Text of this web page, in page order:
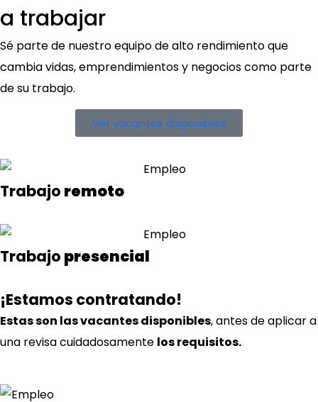
a trabajar
Sé parte de nuestro equipo de alto rendimiento que
cambia vidas, emprendimientos y negocios como parte
de su trabajo.
Ver vacantes disponibles
Trabajo remoto
Trabajo presencial
¡Estamos contratando!
Estas son las vacantes disponibles, antes de aplicar a
una revisa cuidadosamente los requisitos.